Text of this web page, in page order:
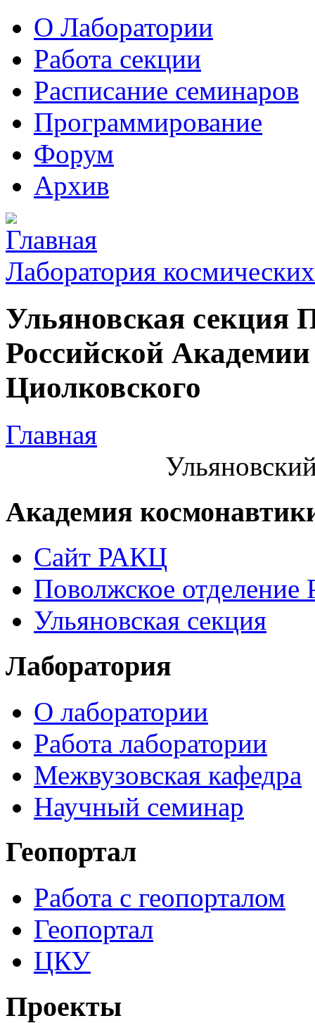
О Лаборатории
Работа секции
Расписание семинаров
Программирование
Форум
Архив
Лаборатория
Ульяновская секция
Российской
Циолковского
Главная
Академия
Сайт РАКЦ
Поволжское
Ульяновская секция
Лаборатория
О лаборатории
Работа лаборатории
Межвузовская кафедра
Научный семинар
Геопортал
Работа с геопорталом
Геопортал
ЦКУ
Проекты